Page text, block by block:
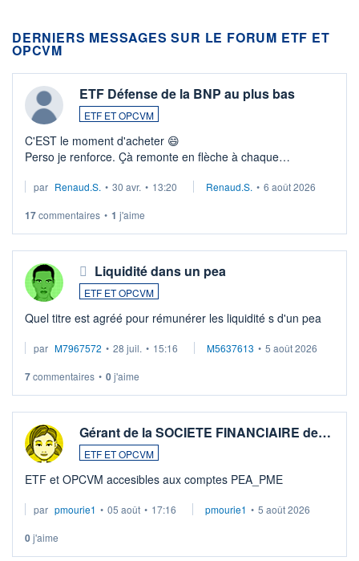
DERNIERS MESSAGES SUR LE FORUM ETF ET
OPCVM
ETF Défense de la BNP au plus bas
ETF ET OPCVM
C'EST le moment d'acheter 😄​
Perso je renforce. Çà remonte en flèche à chaque
Investissement long terme tip top pour sa retraite.
par Renaud.S. • 30 avr. • 13:20 Renaud.S. • 6 août 2026
17commentaires • 1 j'aime
Liquidité dans un pea
ETF ET OPCVM
Quel titre est agréé pour rémunérer les liquidité s d'un pea
par M7967572 • 28 juil. • 15:16 M5637613 • 5 août 2026
7commentaires • 0j'aime
Gérant de la SOCIETE FINANCIAIRE de…
ETF ET OPCVM
ETF et OPCVM accesibles aux comptes PEA_PME
par pmourie1 • 05 août • 17:16 pmourie1 • 5 août 2026
0j'aime